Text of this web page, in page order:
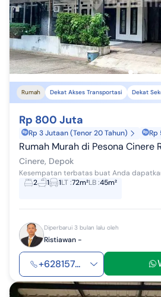
Rumah Dekat Akses Transportasi Dekat
Rp 800 Juta
Rp 3 Jutaan (Tenor 20 Tahun) Rp
Rumah Murah di Pesona Cinere
Cinere, Depok
2
1 1LT:72m²LB:45m²
Diperbarui 3 bulan lalu oleh
Ristiawan -
+628157...